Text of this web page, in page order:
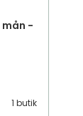
-
1 butik